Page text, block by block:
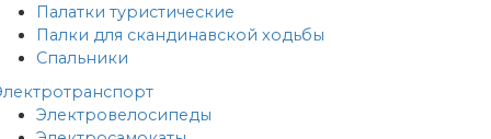
Палатки туристические
Палки для скандинавской ходьбы
Спальники
Электровелосипеды